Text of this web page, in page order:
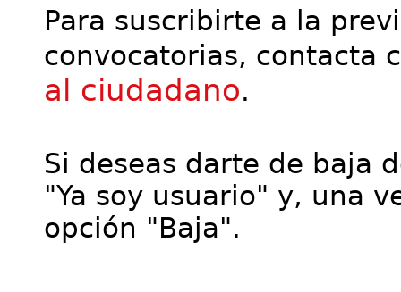
Para suscribirte a la
convocatorias, contacta
al ciudadano.
Si deseas darte de baja
"Ya soy usuario" y, una
opción "Baja".